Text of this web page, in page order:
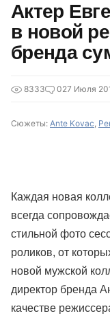
Актер
в новой
бренда
8333 027 Июля
Сюжеты: Ante Kovac,
Каждая новая
всегда
стильной фото
роликов, от
новой мужской
директор бренда
качестве